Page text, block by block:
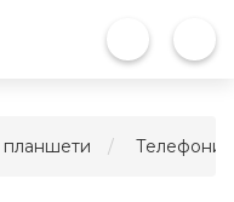
Телефони